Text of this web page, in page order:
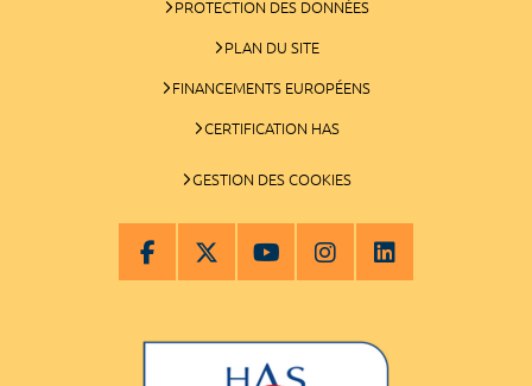
PROTECTION DES DONNÉES
PLAN DU SITE
FINANCEMENTS EUROPÉENS
CERTIFICATION HAS
GESTION DES COOKIES